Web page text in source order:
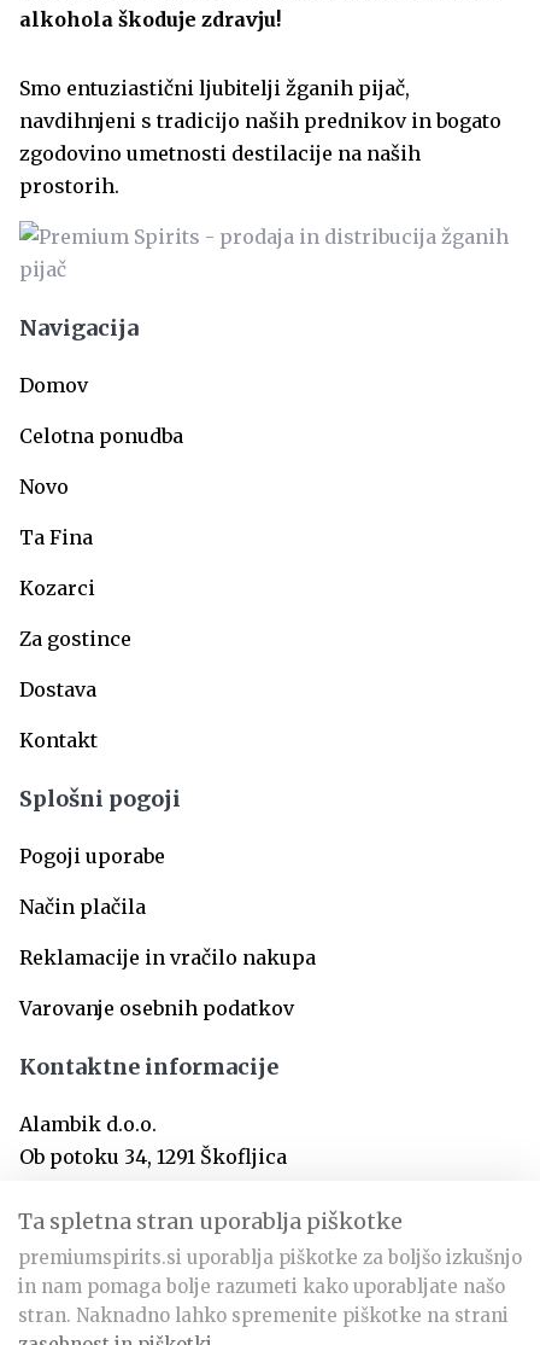
alkohola škoduje zdravju!
Smo entuziastični ljubitelji žganih pijač,
navdihnjeni s tradicijo naših prednikov in bogato
zgodovino umetnosti destilacije na naših
prostorih.
Navigacija
Domov
Celotna ponudba
Novo
Ta Fina
Kozarci
Za gostince
Dostava
Kontakt
Splošni pogoji
Pogoji uporabe
Način plačila
Reklamacije in vračilo nakupa
Varovanje osebnih podatkov
Kontaktne informacije
Alambik d.o.o.
Ob potoku 34, 1291 Škofljica
info@premiumspirits.si
+386 31 366 797
Ta spletna stran uporablja piškotke
premiumspirits.si uporablja piškotke za boljšo izkušnjo
in nam pomaga bolje razumeti kako uporabljate našo
stran. Naknadno lahko spremenite piškotke na strani